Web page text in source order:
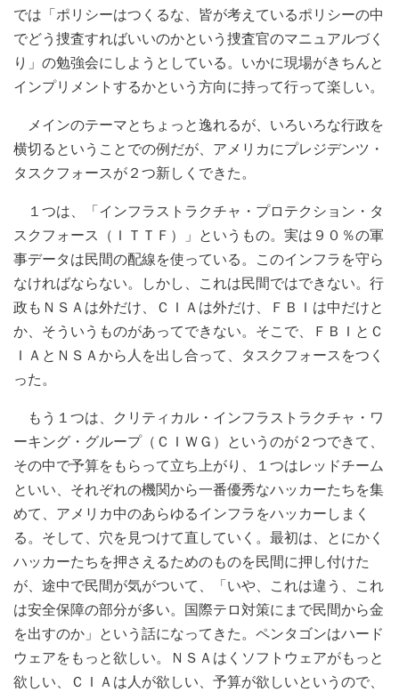
では「ポリシーはつくるな、皆が考えているポリシーの中
でどう捜査すればいいのかという捜査官のマニュアルづく
り」の勉強会にしようとしている。いかに現場がきちんと
インプリメントするかという方向に持って行って楽しい。
メインのテーマとちょっと逸れるが、いろいろな行政を
横切るということでの例だが、アメリカにプレジデンツ・
タスクフォースが２つ新しくできた。
１つは、「インフラストラクチャ・プロテクション・タ
スクフォース（ＩＴＴＦ）」というもの。実は９０％の軍
事データは民間の配線を使っている。このインフラを守ら
なければならない。しかし、これは民間ではできない。行
政もＮＳＡは外だけ、ＣＩＡは外だけ、ＦＢＩは中だけと
か、そういうものがあってできない。そこで、ＦＢＩとＣ
ＩＡとＮＳＡから人を出し合って、タスクフォースをつく
った。
もう１つは、クリティカル・インフラストラクチャ・ワ
ーキング・グループ（ＣＩＷＧ）というのが２つできて、
その中で予算をもらって立ち上がり、１つはレッドチーム
といい、それぞれの機関から一番優秀なハッカーたちを集
めて、アメリカ中のあらゆるインフラをハッカーしまく
る。そして、穴を見つけて直していく。最初は、とにかく
ハッカーたちを押さえるためのものを民間に押し付けた
が、途中で民間が気がついて、「いや、これは違う、これ
は安全保障の部分が多い。国際テロ対策にまで民間から金
を出すのか」という話になってきた。ペンタゴンはハード
ウェアをもっと欲しい。ＮＳＡはくソフトウェアがもっと
欲しい、ＣＩＡは人が欲しい、予算が欲しいというので、